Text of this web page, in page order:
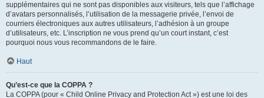
supplémentaires qui ne sont pas disponibles aux visiteurs, tels que l’affichage
d’avatars personnalisés, l’utilisation de la messagerie privée, l’envoi de
courriers électroniques aux autres utilisateurs, l’adhésion à un groupe
d’utilisateurs, etc. L’inscription ne vous prend qu’un court instant, c’est
pourquoi nous vous recommandons de le faire.
Haut
Qu’est-ce que la COPPA ?
La COPPA (pour « Child Online Privacy and Protection Act ») est une loi des